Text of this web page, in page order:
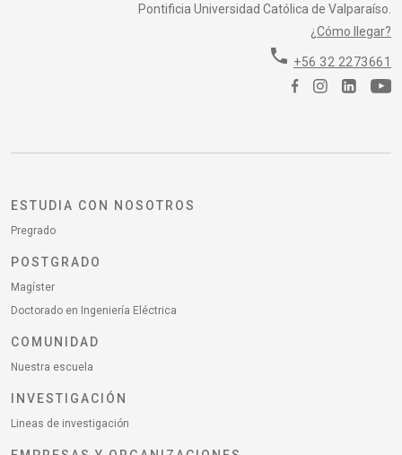
Pontificia Universidad Católica de Valparaíso.
¿Cómo llegar?
phone +56 32 2273661
ESTUDIA CON NOSOTROS
Pregrado
POSTGRADO
Magíster
Doctorado en Ingeniería Eléctrica
COMUNIDAD
Nuestra escuela
INVESTIGACIÓN
Lineas de investigación